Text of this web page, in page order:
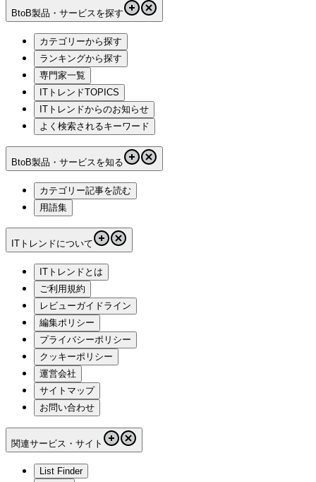
BtoB製品・サービスを探す
カテゴリーから探す
ランキングから探す
専門家一覧
ITトレンドTOPICS
ITトレンドからのお知らせ
よく検索されるキーワード
BtoB製品・サービスを知る
カテゴリー記事を読む
用語集
ITトレンドについて
ITトレンドとは
ご利用規約
レビューガイドライン
編集ポリシー
プライバシーポリシー
クッキーポリシー
運営会社
サイトマップ
お問い合わせ
関連サービス・サイト
List Finder